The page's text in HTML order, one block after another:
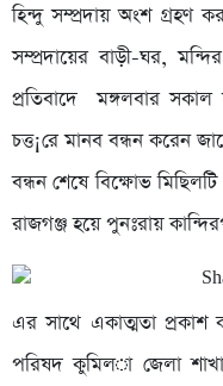
হিন্দু সম্প্রদায় অংশ গ্রহণ
সম্প্রদায়ের বাড়ী-ঘর,
প্রতিবাদে মঙ্গলবার
চত্ত¡রে মানব বন্ধন করেন
বন্ধন শেষে বিক্ষোভ
রাজগঞ্জ হয়ে পুনঃরায়
এর সাথে একাত্মতা প্রকাশ
পরিষদ কুমিল­া জেলা